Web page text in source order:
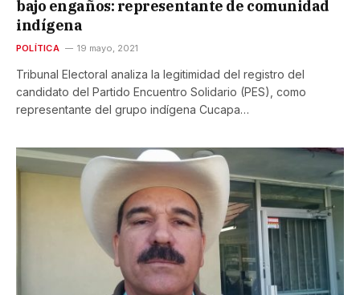
bajo engaños: representante de comunidad
indígena
POLÍTICA 19 mayo, 2021
Tribunal Electoral analiza la legitimidad del registro del
candidato del Partido Encuentro Solidario (PES), como
representante del grupo indígena Cucapa…